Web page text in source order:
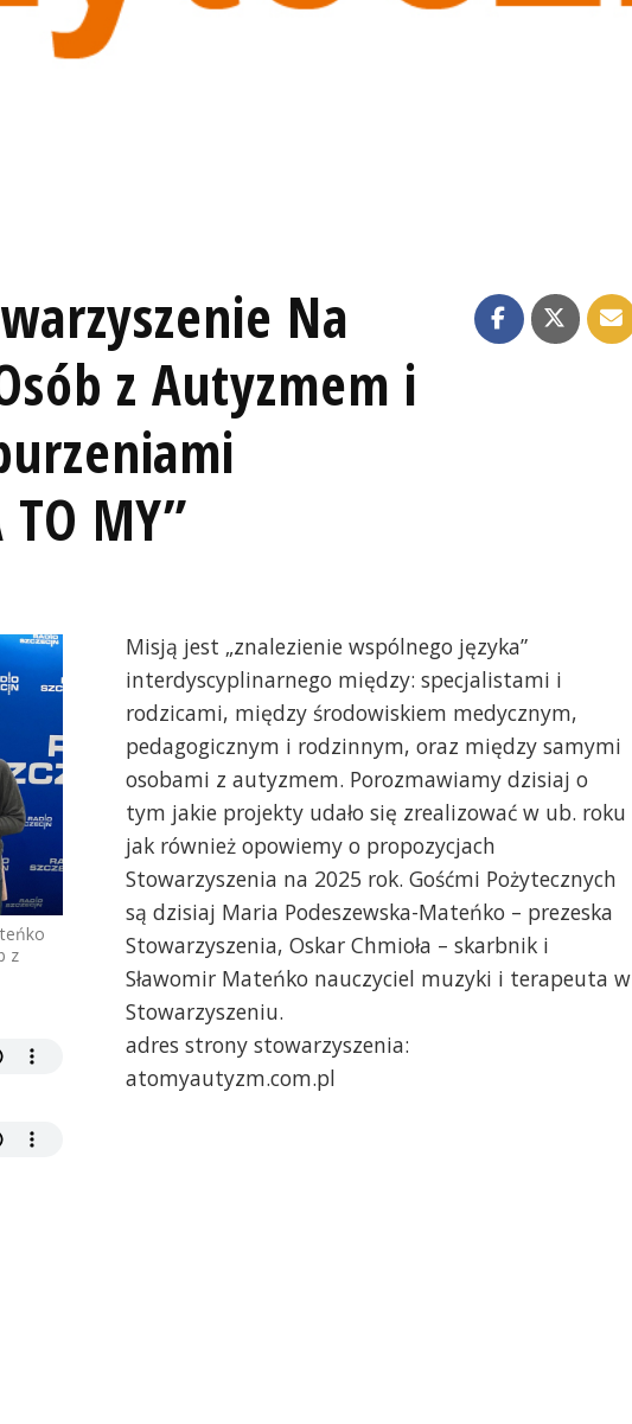
Na
z Autyzmem i
MY”
z
Misją jest „znalezienie wspólnego języka”
interdyscyplinarnego między: specjalistami i
rodzicami, między środowiskiem medycznym,
pedagogicznym i rodzinnym, oraz między samymi
osobami z autyzmem. Porozmawiamy dzisiaj o
tym jakie projekty udało się zrealizować w ub. roku
jak również opowiemy o propozycjach
Stowarzyszenia na 2025 rok. Gośćmi Pożytecznych
są dzisiaj Maria Podeszewska-Mateńko – prezeska
Stowarzyszenia, Oskar Chmioła – skarbnik i
Sławomir Mateńko nauczyciel muzyki i terapeuta w
Stowarzyszeniu.
adres strony stowarzyszenia:
atomyautyzm.com.pl